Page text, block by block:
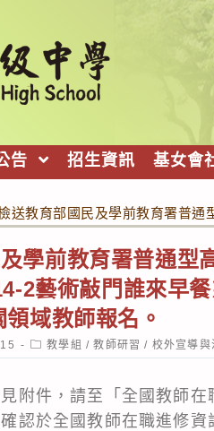
告 招生資訊 基女會
送教育部國民及學前教育署普通
學前教育署普通型
2藝術敲門誰來早
域教師報名。
Post
category:
教學組 / 教師研習 / 校外宣導與
附件，請至「全國教師在
認於全國教師在職進修